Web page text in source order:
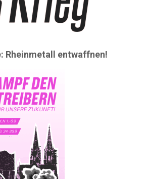
Rheinmetall entwaffnen!